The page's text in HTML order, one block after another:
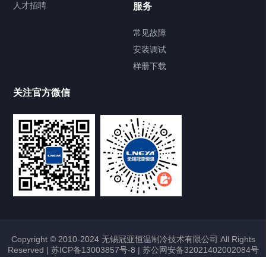
Chamber试验箱
TCU温度控制单元
VOCs冷凝回收装置
热烈祝贺冠亚恒温与上海理工大学校企
人才招聘
服务
常见故障
安装调试
样册下载
关注官方微信
Copyright © 2010-2024 无锡冠亚恒温制冷技术有限公司 All Rights
Reserved | 苏ICP备13003857号-8 | 苏公网安备32021402002084号